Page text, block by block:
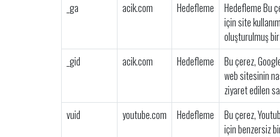
_ga
acik.com Hedefleme
Hedefleme Bu
için site
oluşturulmuş
_gid acik.com Hedefleme
Bu çerez,
web sitesinin
ziyaret edilen
vuid youtube.com Hedefleme
Bu çerez,
için benzersiz